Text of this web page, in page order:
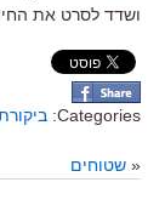
ושדד לסרט את
Categories:
« שטוחים